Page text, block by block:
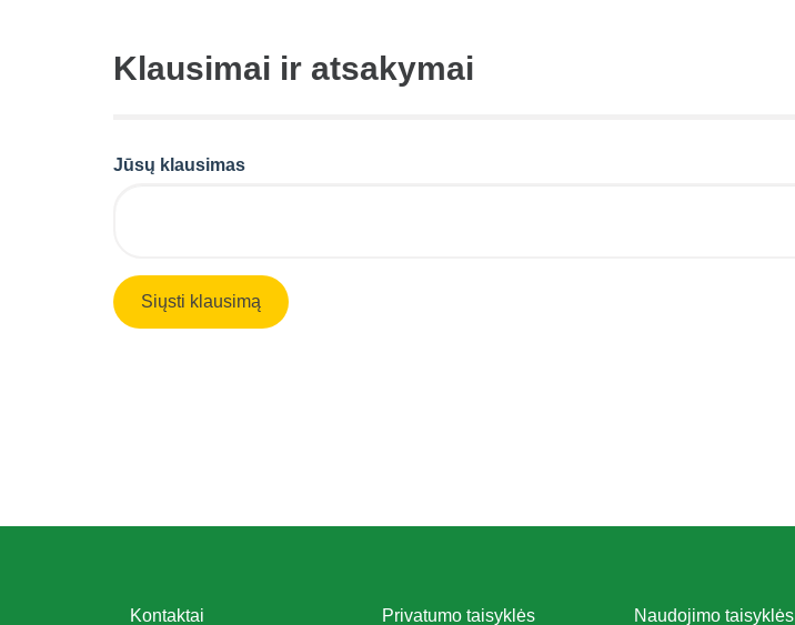
Klausimai ir atsakymai
Jūsų klausimas
Kontaktai Privatumo taisyklės Naudojimo taisyklės